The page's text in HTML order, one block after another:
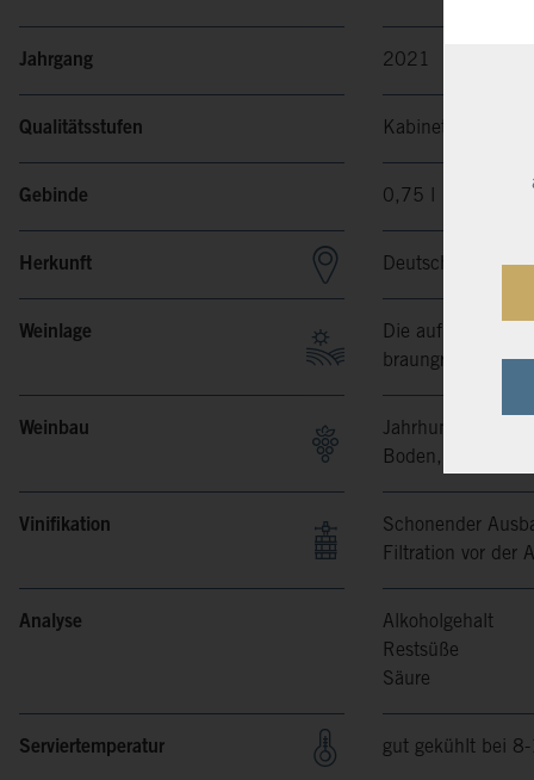
Jahrgang 2021
Qualitätsstufen Kabinett
Gebinde 0,75 l
Herkunft Deutschland,
Weinlage
Die auf der
braungraue
Weinbau
Jahrhunderte
Boden, Wetter,
Vinifikation
Schonender
Filtration vor der
Analyse Alkoholgehalt
Restsüße
Säure
Serviertemperatur gut gekühlt bei 8-